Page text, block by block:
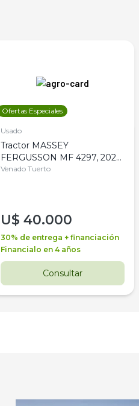
Ofertas Especiales
Usado
Tractor MASSEY
FERGUSSON MF 4297, 2020,
4WD, PATON
Venado Tuerto
U$ 40.000
30% de entrega + financiación
Financialo en 4 años
Consultar